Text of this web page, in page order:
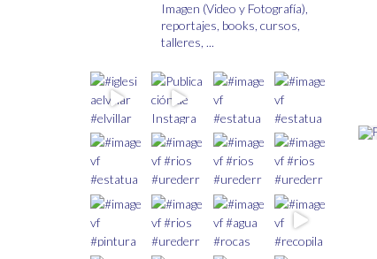
Imagen (Video y Fotografía),
reportajes, books, cursos,
talleres, ...